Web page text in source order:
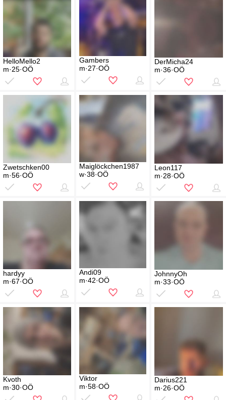
HelloMello2
m·25·OÖ
Gambers
m·27·OÖ
DerMicha24
m·36·OÖ
Zwetschken00
m·56·OÖ
Maiglöckchen1987
w·38·OÖ
Leon117
m·28·OÖ
hardyy
m·67·OÖ
Andi09
m·42·OÖ
JohnnyOh
m·33·OÖ
Kvoth
m·30·OÖ
Viktor
m·58·OÖ
Darius221
m·26·OÖ